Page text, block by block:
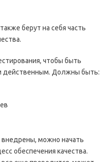
берут на себя часть
чтобы быть
действенным. Должны быть:
внедрены, можно начать
обеспечения качества.